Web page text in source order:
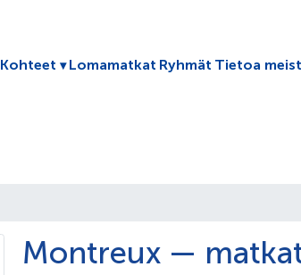
Kohteet Toggle submenu
Lomamatkat Ryhmät Tietoa
Montreux —